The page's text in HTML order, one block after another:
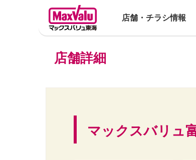
店舗・チラシ情報
店舗詳細
マックスバリュ